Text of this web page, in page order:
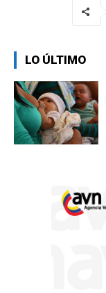
LO ÚLTIMO